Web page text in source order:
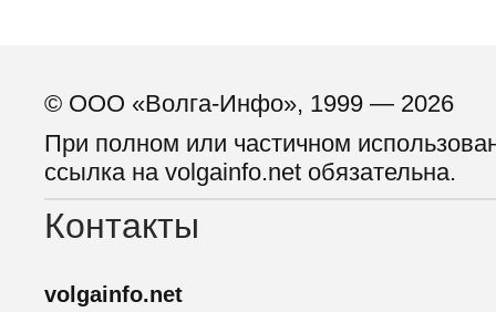
© ООО «Волга-Инфо», 1999 — 2026
При полном или частичном
ссылка на volgainfo.net обязательна.
Контакты
volgainfo.net